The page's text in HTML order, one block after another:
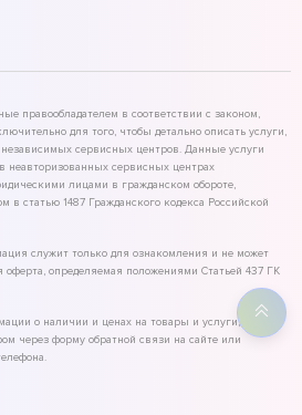
правообладателем в соответствии с законом,
для того, чтобы детально описать услуги,
сервисных центров. Данные услуги
неавторизованных сервисных центрах
лицами в гражданском обороте,
статью 1487 Гражданского кодекса Российской
служит только для ознакомления и не может
оферта, определяемая положениями Статьей 437 ГК
о наличии и ценах на товары и услуги,
через форму обратной связи на сайте или